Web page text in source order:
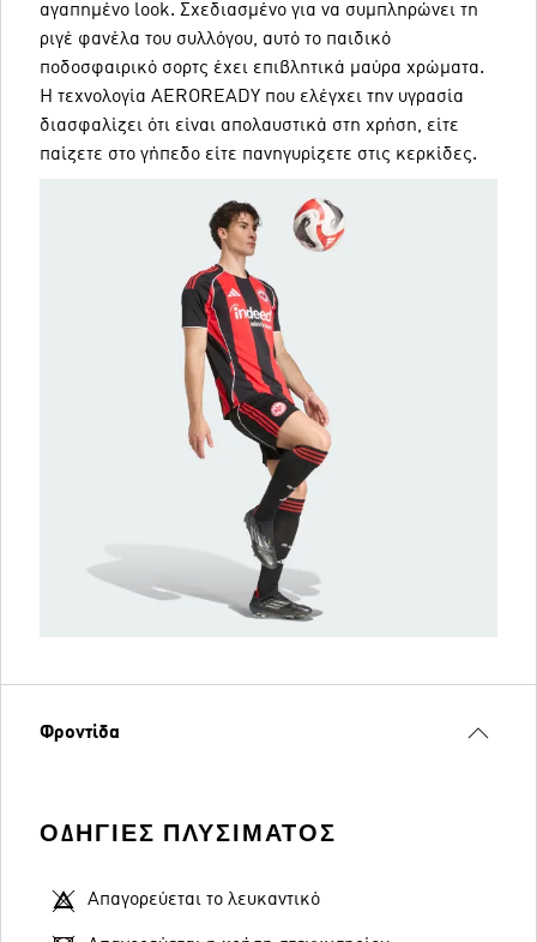
αγαπημένο look. Σχεδιασμένο για να συμπληρώνει τη
ριγέ φανέλα του συλλόγου, αυτό το παιδικό
ποδοσφαιρικό σορτς έχει επιβλητικά μαύρα χρώματα.
Η τεχνολογία AEROREADY που ελέγχει την υγρασία
διασφαλίζει ότι είναι απολαυστικά στη χρήση, είτε
παίζετε στο γήπεδο είτε πανηγυρίζετε στις κερκίδες.
Φροντίδα
ΟΔΗΓΊΕΣ ΠΛΥΣΊΜΑΤΟΣ
Απαγορεύεται το λευκαντικό